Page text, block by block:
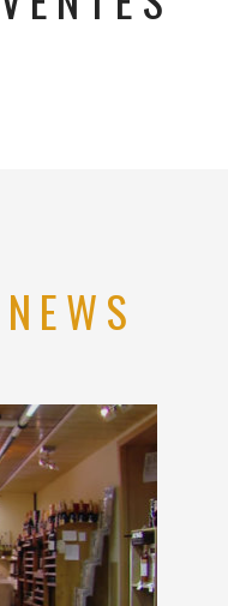
NEWS